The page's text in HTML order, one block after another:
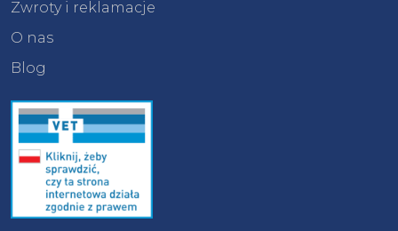
Zwroty i reklamacje
O nas
Blog